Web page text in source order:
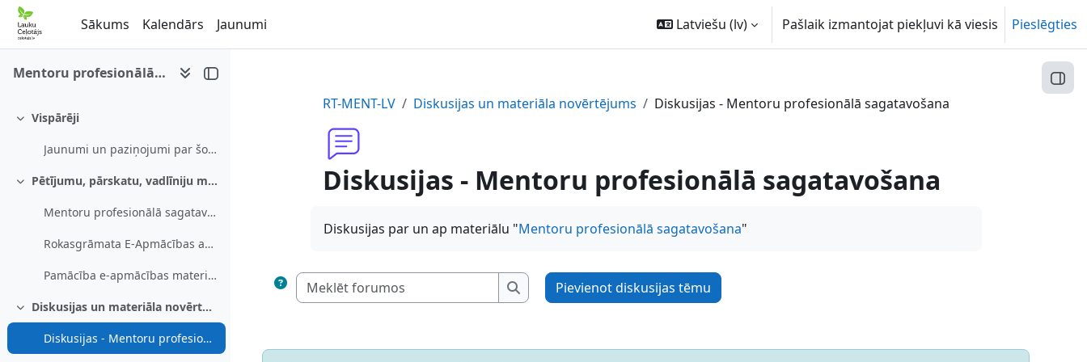
Atvērt galveno saturu
Sākums
Kalendārs Jaunumi Latviešu ‎(lv)‎ Pašlaik izmantojat piekļuvi kā viesis Pieslēgties
Mentoru profesionālā sagatavošana
Savērst
Vispārēji
Jaunumi un paziņojumi par šo e-mācību kursu
Savērst Pētījumu, pārskatu, vadlīniju materiāls
Mentoru profesionālā sagatavošana
Rokasgrāmata E-Apmācības ar mentora atbalstu
Pamācība e-apmācības materiālu lietošanai Mentoriem
Savērst Diskusijas un materiāla novērtējums
Diskusijas - Mentoru profesionālā sagatavošana
RT-MENT-LV
Diskusijas un materiāla novērtējums Diskusijas - Mentoru profesionālā sagatavošana
Diskusijas - Mentoru profesionālā sagatavošana
Diskusijas par un ap materiālu "Mentoru profesionālā sagatavošana"
Meklēt forumos
Meklēt forumos
Pievienot diskusijas tēmu